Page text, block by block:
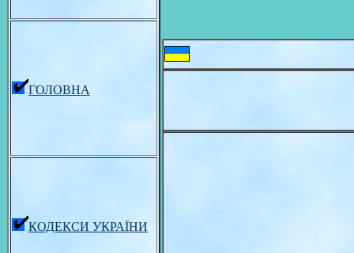
ГОЛОВНА
КОДЕКСИ УКРАЇНИ